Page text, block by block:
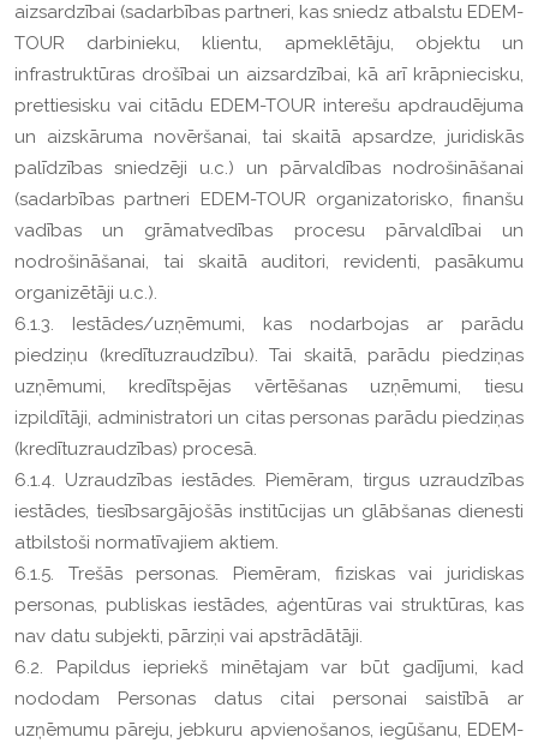
aizsardzībai (sadarbības partneri, kas sniedz atbalstu EDEM-
TOUR darbinieku, klientu, apmeklētāju, objektu un
infrastruktūras drošībai un aizsardzībai, kā arī krāpniecisku,
prettiesisku vai citādu EDEM-TOUR interešu apdraudējuma
un aizskāruma novēršanai, tai skaitā apsardze, juridiskās
palīdzības sniedzēji u.c.) un pārvaldības nodrošināšanai
(sadarbības partneri EDEM-TOUR organizatorisko, finanšu
vadības un grāmatvedības procesu pārvaldībai un
nodrošināšanai, tai skaitā auditori, revidenti, pasākumu
organizētāji u.c.).
6.1.3. Iestādes/uzņēmumi, kas nodarbojas ar parādu
piedziņu (kredītuzraudzību). Tai skaitā, parādu piedziņas
uzņēmumi, kredītspējas vērtēšanas uzņēmumi, tiesu
izpildītāji, administratori un citas personas parādu piedziņas
(kredītuzraudzības) procesā.
6.1.4. Uzraudzības iestādes. Piemēram, tirgus uzraudzības
iestādes, tiesībsargājošās institūcijas un glābšanas dienesti
atbilstoši normatīvajiem aktiem.
6.1.5. Trešās personas. Piemēram, fiziskas vai juridiskas
personas, publiskas iestādes, aģentūras vai struktūras, kas
nav datu subjekti, pārziņi vai apstrādātāji.
6.2. Papildus iepriekš minētajam var būt gadījumi, kad
nododam Personas datus citai personai saistībā ar
uzņēmumu pāreju, jebkuru apvienošanos, iegūšanu, EDEM-